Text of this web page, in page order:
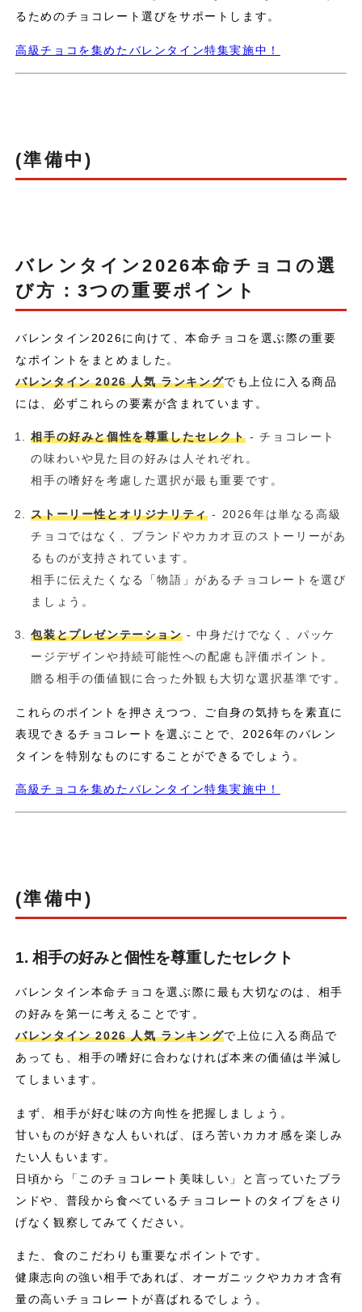
るためのチョコレート選びをサポートします。
高級チョコを集めたバレンタイン特集実施中！
(準備中)
バレンタイン2026本命チョコの選
び方：3つの重要ポイント
バレンタイン2026に向けて、本命チョコを選ぶ際の重要
なポイントをまとめました。
バレンタイン 2026 人気 ランキングでも上位に入る商品
には、必ずこれらの要素が含まれています。
相手の好みと個性を尊重したセレクト- チョコレート
の味わいや見た目の好みは人それぞれ。
相手の嗜好を考慮した選択が最も重要です。
ストーリー性とオリジナリティ- 2026年は単なる高級
チョコではなく、ブランドやカカオ豆のストーリーがあ
るものが支持されています。
相手に伝えたくなる「物語」があるチョコレートを選び
ましょう。
包装とプレゼンテーション- 中身だけでなく、パッケ
ージデザインや持続可能性への配慮も評価ポイント。
贈る相手の価値観に合った外観も大切な選択基準です。
これらのポイントを押さえつつ、ご自身の気持ちを素直に
表現できるチョコレートを選ぶことで、2026年のバレン
タインを特別なものにすることができるでしょう。
高級チョコを集めたバレンタイン特集実施中！
(準備中)
1. 相手の好みと個性を尊重したセレクト
バレンタイン本命チョコを選ぶ際に最も大切なのは、相手
の好みを第一に考えることです。
バレンタイン 2026 人気 ランキングで上位に入る商品で
あっても、相手の嗜好に合わなければ本来の価値は半減し
てしまいます。
まず、相手が好む味の方向性を把握しましょう。
甘いものが好きな人もいれば、ほろ苦いカカオ感を楽しみ
たい人もいます。
日頃から「このチョコレート美味しい」と言っていたブラ
ンドや、普段から食べているチョコレートのタイプをさり
げなく観察してみてください。
また、食のこだわりも重要なポイントです。
健康志向の強い相手であれば、オーガニックやカカオ含有
量の高いチョコレートが喜ばれるでしょう。